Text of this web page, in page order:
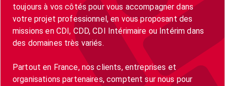
toujours à vos côtés pour vous accompagner dans
votre projet professionnel, en vous proposant des
missions en CDI, CDD, CDI Intérimaire ou Intérim dans
des domaines très variés.
Partout en France, nos clients, entreprises et
organisations partenaires, comptent sur nous pour